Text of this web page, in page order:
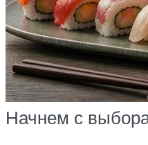
Начнем с